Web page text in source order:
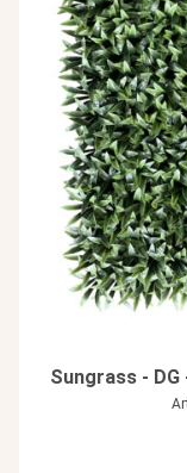
Sungrass -